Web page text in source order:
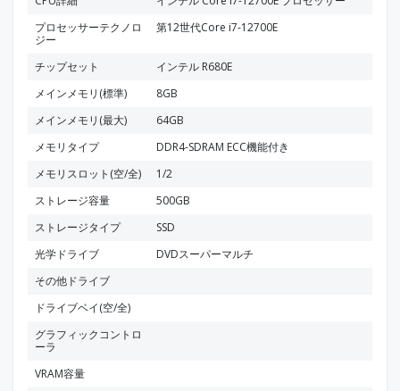
プロセッサーテクノロ
ジー
第12世代Core i7-12700E
チップセット
インテル R680E
メインメモリ(標準)
8GB
メインメモリ(最大)
64GB
メモリタイプ
DDR4-SDRAM ECC機能付き
メモリスロット(空/全)
1/2
ストレージ容量
500GB
ストレージタイプ
SSD
光学ドライブ
DVDスーパーマルチ
その他ドライブ
ドライブベイ(空/全)
グラフィックコントロ
ーラ
VRAM容量